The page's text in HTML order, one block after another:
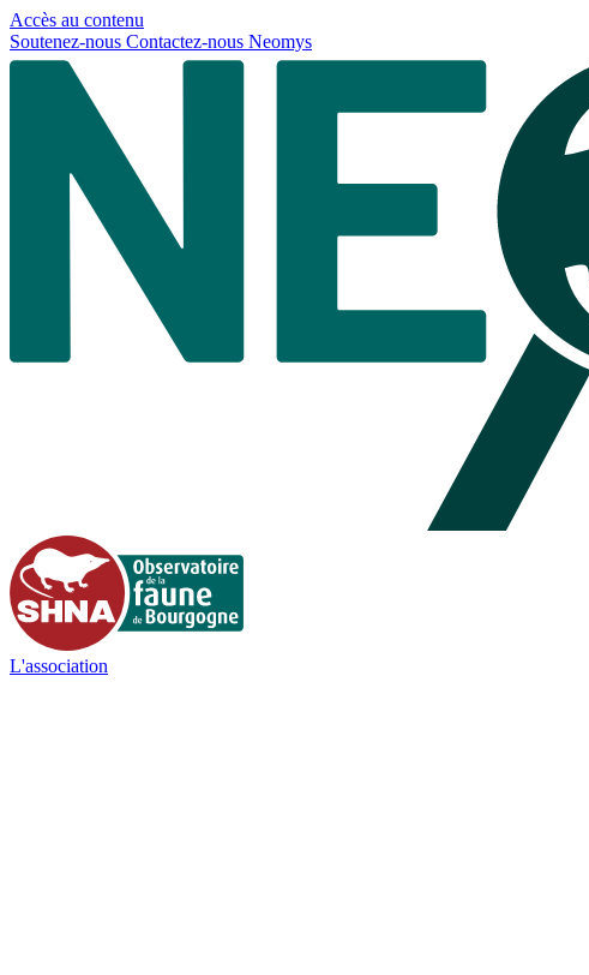
Accès au contenu
Soutenez-nous Contactez-nous Neomys
L'association
Panneau de gestion des cookies